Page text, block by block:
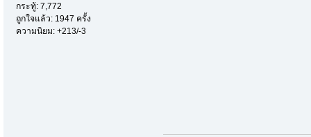
กระทู้: 7,772
ถูกใจแล้ว: 1947 ครั้ง
ความนิยม: +213/-3